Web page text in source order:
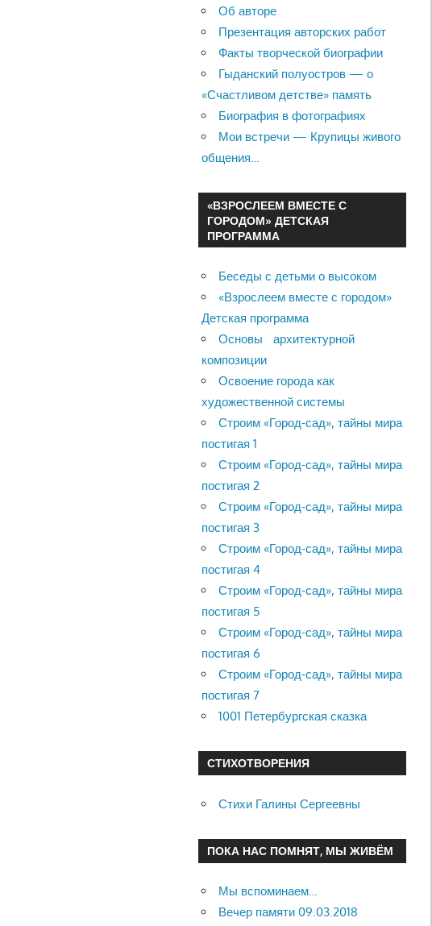
Об авторе
Презентация авторских работ
Факты творческой биографии
Гыданский полуостров — о
«Счастливом детстве» память
Биография в фотографиях
Мои встречи — Крупицы живого
общения…
«ВЗРОСЛЕЕМ ВМЕСТЕ С
ГОРОДОМ» ДЕТСКАЯ
ПРОГРАММА
Беседы с детьми о высоком
«Взрослеем вместе с городом»
Детская программа
Основы архитектурной
композиции
Освоение города как
художественной системы
Строим «Город-сад», тайны мира
постигая 1
Строим «Город-сад», тайны мира
постигая 2
Строим «Город-сад», тайны мира
постигая 3
Строим «Город-сад», тайны мира
постигая 4
Строим «Город-сад», тайны мира
постигая 5
Строим «Город-сад», тайны мира
постигая 6
Строим «Город-сад», тайны мира
постигая 7
1001 Петербургская сказка
СТИХОТВОРЕНИЯ
Стихи Галины Сергеевны
ПОКА НАС ПОМНЯТ, МЫ ЖИВЁМ
Мы вспоминаем…
Вечер памяти 09.03.2018